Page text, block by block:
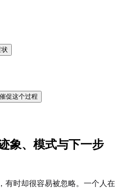
促这个过程
象、模式与下一步
有时却很容易被忽略。一个人在